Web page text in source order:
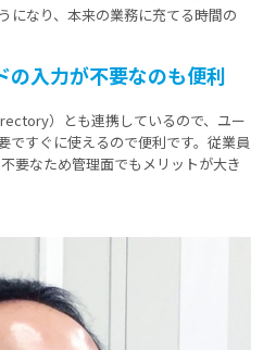
になり、本来の業務に充てる時間の
の入力が不要なのも便利
）とも連携しているので、ユー
ですぐに使えるので便利です。従業員
要なため管理面でもメリットが大き